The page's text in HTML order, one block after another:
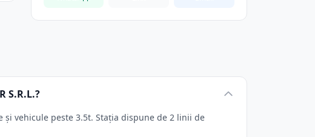
S.R.L.?
și vehicule peste 3.5t. Stația dispune de 2 linii de